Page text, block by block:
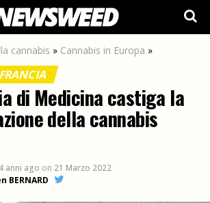
cannabis » Cannabis in Europa »
di Medicina castiga la
della cannabis
4 anni ago on 21 Marzo 2022
BERNARD